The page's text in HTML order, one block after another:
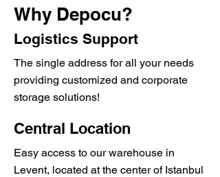
Why Depocu?
Logistics Support
The single address for all your needs
providing customized and corporate
storage solutions!
Central Location
Easy access to our warehouse in
Levent, located at the center of Istanbul